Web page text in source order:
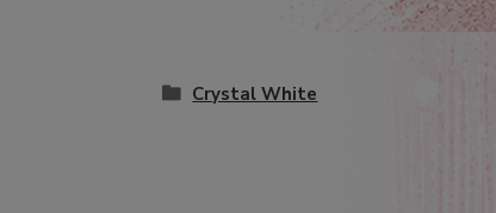
Crystal White